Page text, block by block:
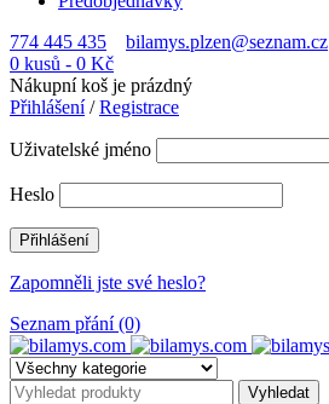
774 445 435
bilamys.plzen@seznam.cz
0 kusů - 0 Kč
Nákupní koš je prázdný
Přihlášení/Registrace
Uživatelské jméno
Heslo
Zapomněli jste své heslo?
Seznam přání (0)